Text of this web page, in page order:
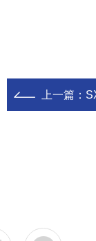
上一篇：